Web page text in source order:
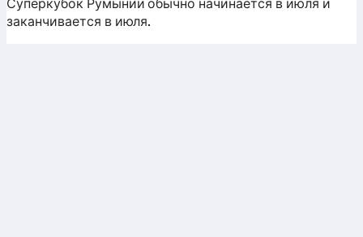
Суперкубок Румынии обычно начинается в июля и
заканчивается в июля.